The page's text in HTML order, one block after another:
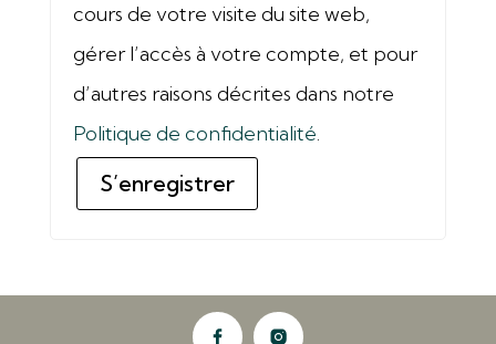
cours de votre visite du site web,
gérer l’accès à votre compte, et pour
d’autres raisons décrites dans notre
Politique de confidentialité.
S’enregistrer